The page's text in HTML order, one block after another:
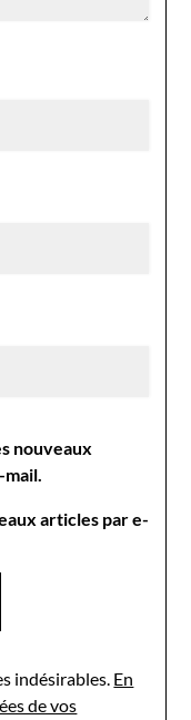
nouveaux
articles par e-
indésirables. En
de vos